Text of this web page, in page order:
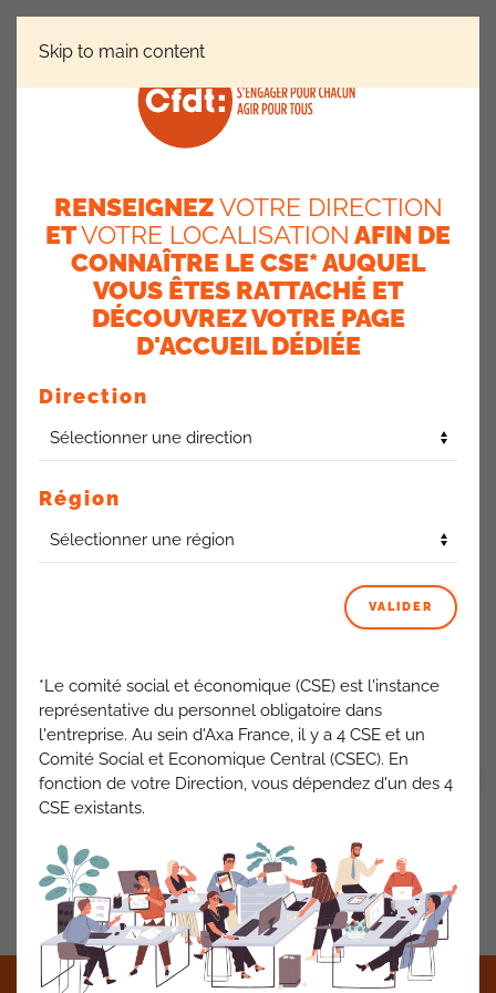
Skip to main content
ACTUALITÉ AXA FRANCE
MEILLEURS VŒUX POUR
L’ANNÉE 2025
14 janvier 2025
Toute l’équipe CFDT vous présente ses meilleurs vœux
pour l’année 2025. Que cette année vous apporte, ainsi
qu’à vos proches, santé, bonheur et épanouissement
professionnel ! Vos élus CFDT restent à votre disposition
ACTUALITÉS AXA FRANCE
VOIR TOUT
PRÉCÉDENT SUIVANT
RENSEIGNEZVOTRE DIRECTION
ETVOTRE LOCALISATION AFIN DE
CONNAÎTRE LE CSE* AUQUEL
VOUS ÊTES RATTACHÉ ET
DÉCOUVREZ VOTRE PAGE
D'ACCUEIL DÉDIÉE
Direction
Région
VALIDER
*Le comité social et économique (CSE) est l'instance
représentative du personnel obligatoire dans
l'entreprise. Au sein d'Axa France, il y a 4 CSE et un
Comité Social et Economique Central (CSEC). En
fonction de votre Direction, vous dépendez d'un des 4
CSE existants.